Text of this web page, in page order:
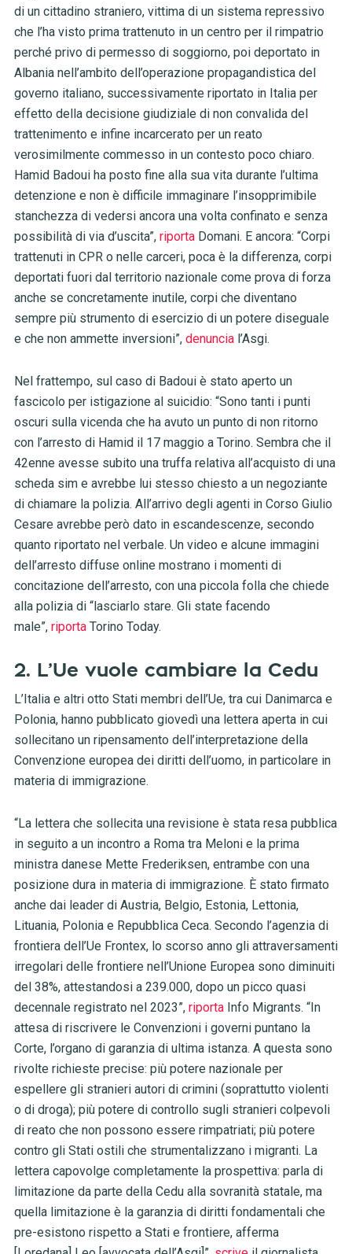
di un cittadino straniero, vittima di un sistema repressivo
che l’ha visto prima trattenuto in un centro per il rimpatrio
perché privo di permesso di soggiorno, poi deportato in
Albania nell’ambito dell’operazione propagandistica del
governo italiano, successivamente riportato in Italia per
effetto della decisione giudiziale di non convalida del
trattenimento e infine incarcerato per un reato
verosimilmente commesso in un contesto poco chiaro.
Hamid Badoui ha posto fine alla sua vita durante l’ultima
detenzione e non è difficile immaginare l’insopprimibile
stanchezza di vedersi ancora una volta confinato e senza
possibilità di via d’uscita”, riportaDomani. E ancora: “Corpi
trattenuti in CPR o nelle carceri, poca è la differenza, corpi
deportati fuori dal territorio nazionale come prova di forza
anche se concretamente inutile, corpi che diventano
sempre più strumento di esercizio di un potere diseguale
e che non ammette inversioni”, denuncia l’Asgi.
Nel frattempo, sul caso di Badoui è stato aperto un
fascicolo per istigazione al suicidio: “Sono tanti i punti
oscuri sulla vicenda che ha avuto un punto di non ritorno
con l’arresto di Hamid il 17 maggio a Torino. Sembra che il
42enne avesse subito una truffa relativa all’acquisto di una
scheda sim e avrebbe lui stesso chiesto a un negoziante
di chiamare la polizia. All’arrivo degli agenti in Corso Giulio
Cesare avrebbe però dato in escandescenze, secondo
quanto riportato nel verbale. Un video e alcune immagini
dell’arresto diffuse online mostrano i momenti di
concitazione dell’arresto, con una piccola folla che chiede
alla polizia di “lasciarlo stare. Gli state facendo
male”, riportaTorino Today.
2. L’Ue vuole cambiare la Cedu
L’Italia e altri otto Stati membri dell’Ue, tra cui Danimarca e
Polonia, hanno pubblicato giovedì una lettera aperta in cui
sollecitano un ripensamento dell’interpretazione della
Convenzione europea dei diritti dell’uomo, in particolare in
materia di immigrazione.
“La lettera che sollecita una revisione è stata resa pubblica
in seguito a un incontro a Roma tra Meloni e la prima
ministra danese Mette Frederiksen, entrambe con una
posizione dura in materia di immigrazione. È stato firmato
anche dai leader di Austria, Belgio, Estonia, Lettonia,
Lituania, Polonia e Repubblica Ceca. Secondo l’agenzia di
frontiera dell’Ue Frontex, lo scorso anno gli attraversamenti
irregolari delle frontiere nell’Unione Europea sono diminuiti
del 38%, attestandosi a 239.000, dopo un picco quasi
decennale registrato nel 2023”, riportaInfo Migrants. “In
attesa di riscrivere le Convenzioni i governi puntano la
Corte, l’organo di garanzia di ultima istanza. A questa sono
rivolte richieste precise: più potere nazionale per
espellere gli stranieri autori di crimini (soprattutto violenti
o di droga); più potere di controllo sugli stranieri colpevoli
di reato che non possono essere rimpatriati; più potere
contro gli Stati ostili che strumentalizzano i migranti. La
lettera capovolge completamente la prospettiva: parla di
limitazione da parte della Cedu alla sovranità statale, ma
quella limitazione è la garanzia di diritti fondamentali che
pre-esistono rispetto a Stati e frontiere, afferma